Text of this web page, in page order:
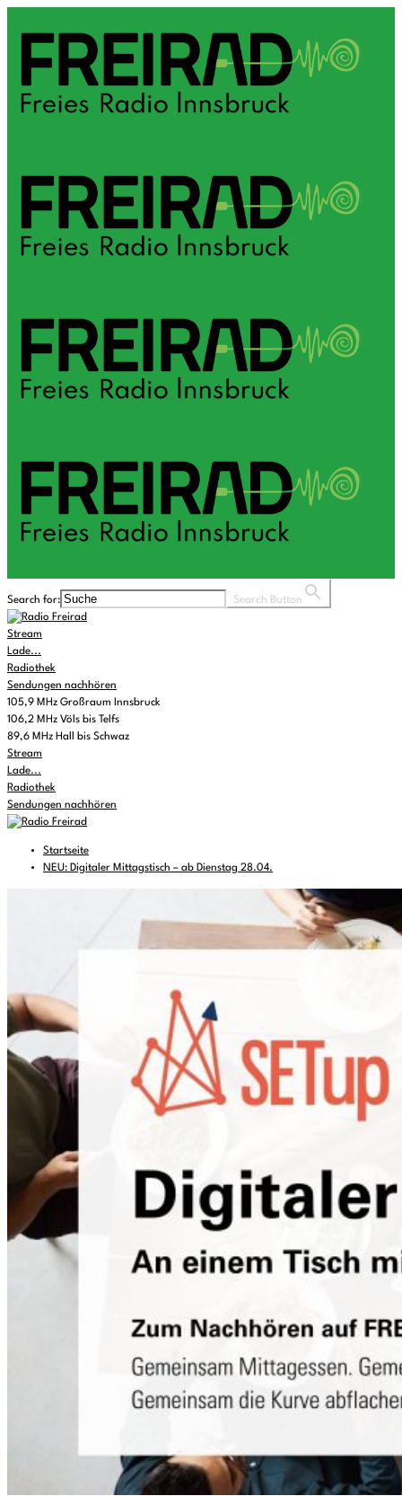
Search for: Search Button
Stream
Lade...
Radiothek
Sendungen nachhören
105,9 MHz Großraum Innsbruck
106,2 MHz Völs bis Telfs
89,6 MHz Hall bis Schwaz
Stream
Lade...
Radiothek
Sendungen nachhören
Startseite
NEU: Digitaler Mittagstisch – ab Dienstag 28.04.